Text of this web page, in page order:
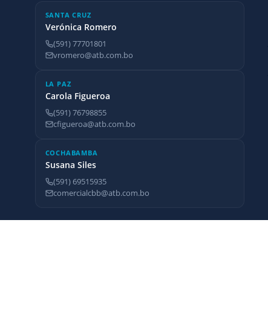
SANTA CRUZ
Verónica Romero
(591) 77701801
vromero@atb.com.bo
LA PAZ
Carola Figueroa
(591) 76798855
cfigueroa@atb.com.bo
COCHABAMBA
Susana Siles
(591) 69515935
comercialcbb@atb.com.bo